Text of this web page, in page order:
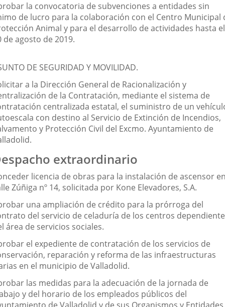
la convocatoria de subvenciones a entidades sin
de lucro para la colaboración con el Centro Municipal
Animal y para el desarrollo de actividades hasta el
de agosto de 2019.
DE SEGURIDAD Y MOVILIDAD.
a la Dirección General de Racionalización y
de la Contratación, mediante el sistema de
centralizada estatal, el suministro de un
con destino al Servicio de Extinción de Incendios,
y Protección Civil del Excmo. Ayuntamiento de
extraordinario
licencia de obras para la instalación de ascensor
Zúñiga nº 14, solicitada por Kone Elevadores, S.A.
una ampliación de crédito para la prórroga del
del servicio de celaduría de los centros
área de servicios sociales.
el expediente de contratación de los servicios de
reparación y reforma de las infraestructuras
en el municipio de Valladolid.
las medidas para la adecuación de la jornada de
y del horario de los empleados públicos del